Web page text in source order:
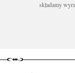
składamy